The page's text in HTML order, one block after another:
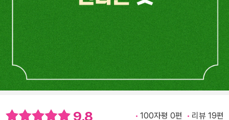
9.8 100자평 0편 리뷰 19편